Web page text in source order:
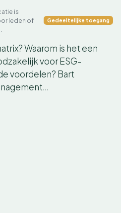
is
leden of
Gedeeltelijke toegang
Waarom is het een
voor ESG-
voordelen? Bart